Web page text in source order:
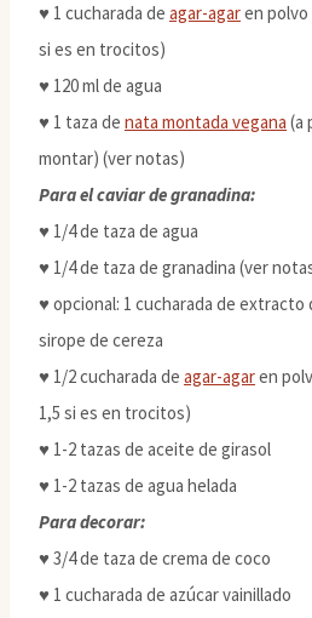
♥ 1 cucharada de agar-agaren polvo
si es en trocitos)
♥ 120 ml de agua
♥ 1 taza de nata montada vegana (a
montar) (ver notas)
Para el caviar de granadina:
♥ 1/4 de taza de agua
♥ 1/4 de taza de granadina (ver
♥ opcional: 1 cucharada de extracto
sirope de cereza
♥ 1/2 cucharada de agar-agaren
1,5 si es en trocitos)
♥ 1-2 tazas de aceite de girasol
♥ 1-2 tazas de agua helada
Para decorar:
♥ 3/4 de taza de crema de coco
♥ 1 cucharada de azúcar vainillado